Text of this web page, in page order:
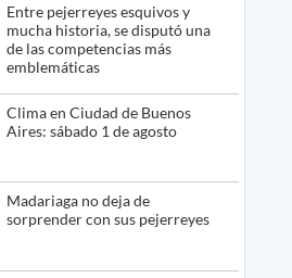
Entre pejerreyes esquivos y
mucha historia, se disputó una
de las competencias más
emblemáticas
Clima en Ciudad de Buenos
Aires: sábado 1 de agosto
Madariaga no deja de
sorprender con sus pejerreyes